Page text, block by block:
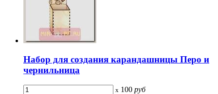
Набор для создания карандашницы Перо и
чернильница
x 100 руб